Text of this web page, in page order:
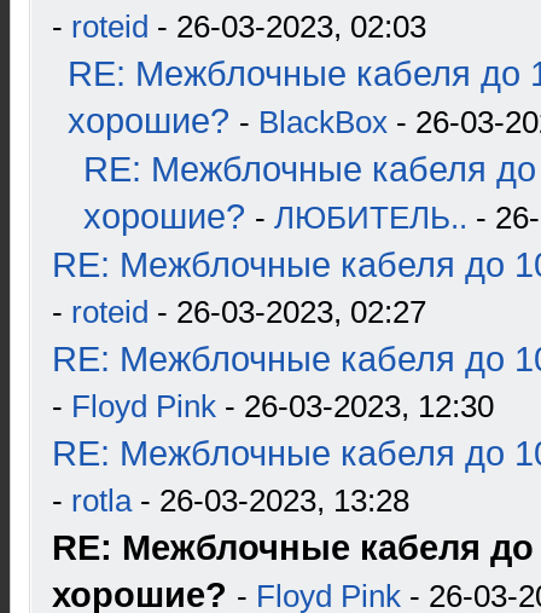
- roteid - 26-03-2023, 02:03
RE: Межблочные кабеля до
хорошие? - BlackBox - 26-03-
RE: Межблочные кабеля до
хорошие? - ЛЮБИТЕЛЬ.. -
RE: Межблочные кабеля до
- roteid - 26-03-2023, 02:27
RE: Межблочные кабеля до
- Floyd Pink - 26-03-2023, 12:30
RE: Межблочные кабеля до
- rotla- 26-03-2023, 13:28
RE: Межблочные кабеля до
хорошие? - Floyd Pink - 26-03-